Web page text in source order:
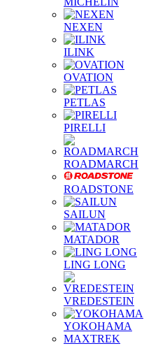
NEXEN
ILINK
OVATION
PETLAS
PIRELLI
ROADMARCH
ROADSTONE
SAILUN
MATADOR
LING LONG
VREDESTEIN
YOKOHAMA
MAXTREK